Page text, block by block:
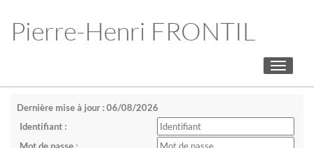
Pierre-Henri FRONTIL
Toggle
Dernière mise à jour : 06/08/2026
Identifiant :